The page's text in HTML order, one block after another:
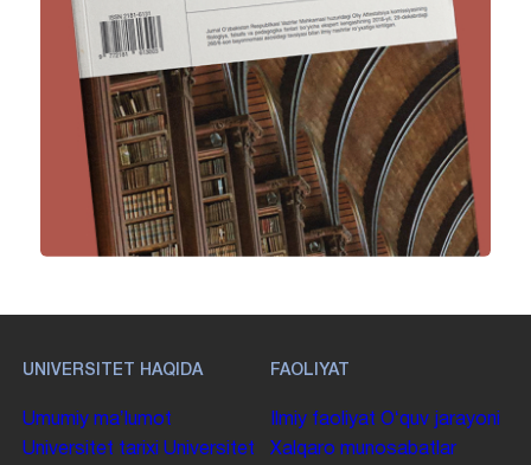
UNIVERSITET HAQIDA
Umumiy maʼlumot
Universitet tarixi Universitet
FAOLIYAT
Ilmiy faoliyat Oʻquv jarayoni
Xalqaro munosabatlar